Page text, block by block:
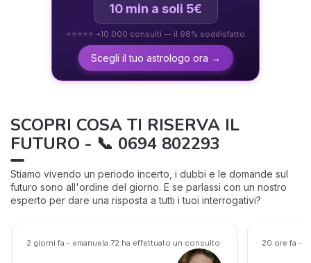
10 min a soli 5€
⭐⭐⭐⭐⭐ +10.000 consulti — il 98% soddisfatto
Scegli il tuo astrologo ora →
SCOPRI COSA TI RISERVA IL
FUTURO - 📞 0694 802293
Stiamo vivendo un periodo incerto, i dubbi e le domande sul
futuro sono all'ordine del giorno. E se parlassi con un nostro
esperto per dare una risposta a tutti i tuoi interrogativi?
2 giorni fa - emanuela.72 ha effettuato un consulto 20 ore fa -